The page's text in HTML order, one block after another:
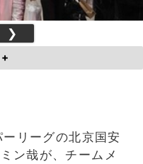
❯
リーグの北京国安
ン哉が、チームメ